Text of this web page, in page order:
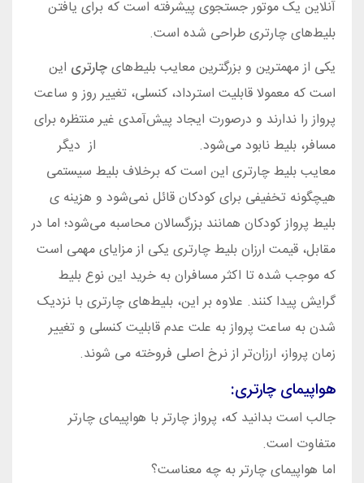
آنلاین یک موتور جستجوی پیشرفته است که برای یافتن
بلیط‌های چارتری طراحی شده است.
یکی از مهمترین و بزرگترین معایب بلیط‌هایچارتری این
است که معمولا قابلیت استرداد، کنسلی، تغییر روز و ساعت
پرواز را ندارند و درصورت ایجاد پیش‌آمدی غیر منتظره برای
مسافر، بلیط نابود می‌شود.
از دیگر
معایب بلیط چارتری این است که برخلاف بلیط سیستمی
هیچگونه تخفیفی برای کودکان قائل نمی‌شود و هزینه ی
بلیط پرواز کودکان همانند بزرگسالان محاسبه می‌شود؛ اما در
مقابل، قیمت ارزان بلیط چارتری یکی از مزایای مهمی است
که موجب شده تا اکثر مسافران به خرید این نوع بلیط
گرایش پیدا کنند. علاوه بر این، بلیط‌های چارتری با نزدیک
شدن به ساعت پرواز به علت عدم قابلیت کنسلی و تغییر
زمان پرواز، ارزان‌تر از نرخ اصلی فروخته می شوند.
هواپیمای چارتری:
جالب است بدانید که، پرواز چارتر با هواپیمای چارتر
متفاوت است.
اما هواپیمای چارتر به چه معناست؟